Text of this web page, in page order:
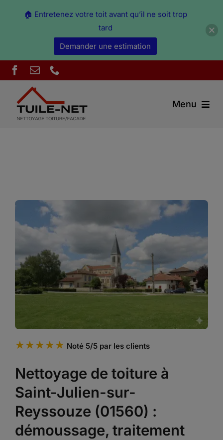
Skip
to
content
Menu
★★★★★ Noté 5/5 par les clients
Nettoyage de toiture à
Saint-Julien-sur-
Reyssouze (01560) :
démoussage, traitement
🏠 Entretenez votre toit avant qu’il ne soit trop
tard
Demander une estimation